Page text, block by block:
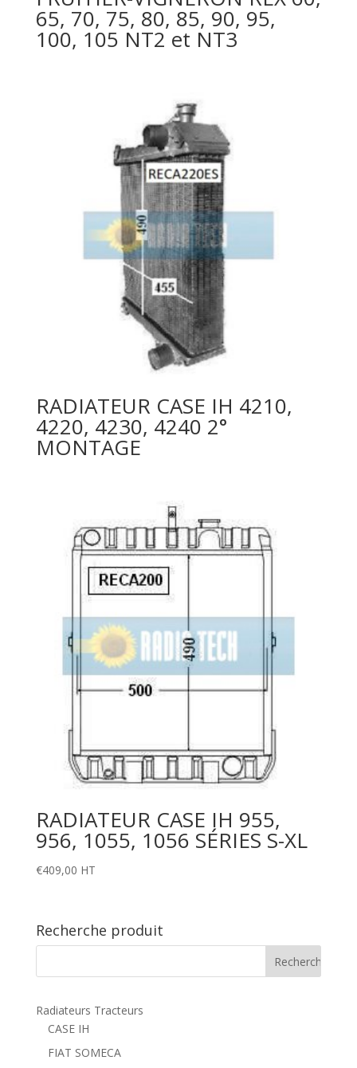
65, 70, 75, 80, 85, 90, 95,
100, 105 NT2 et NT3
RADIATEUR CASE IH 4210,
4220, 4230, 4240 2°
MONTAGE
RADIATEUR CASE IH 955,
956, 1055, 1056 SÉRIES S-XL
€409,00 HT
Recherche produit
Radiateurs Tracteurs
CASE IH
FIAT SOMECA